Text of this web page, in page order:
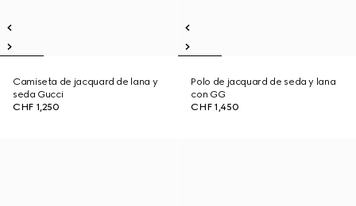
Camiseta de jacquard de lana y
seda Gucci
CHF 1,250
Polo de jacquard de seda y lana
con GG
CHF 1,450